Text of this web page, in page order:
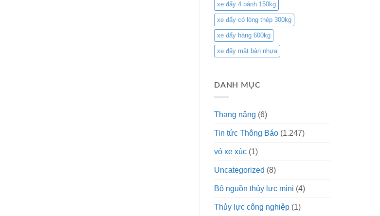
xe đẩy 4 bánh 150kg
xe đẩy có lòng thép 300kg
xe đẩy hàng 600kg
xe đẩy mặt bàn nhựa
DANH MỤC
Thang nâng (6)
Tin tức Thông Báo (1.247)
vỏ xe xúc (1)
Uncategorized (8)
Bộ nguồn thủy lực mini (4)
Thủy lực công nghiệp (1)